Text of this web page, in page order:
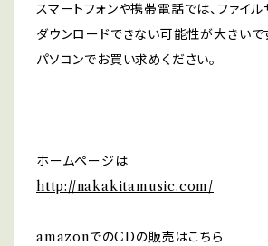
スマートフォンや携帯電話では、ファイル
ダウンロードできない可能性が大きいで
パソコンでお買い求めください。
ホームページは
http://nakakitamusic.com/
amazonでのCDの販売はこちら